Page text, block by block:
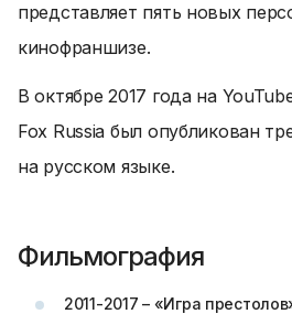
представляет пять новых
кинофраншизе.
В октябре 2017 года на
Fox Russia был опубликован
на русском языке.
Фильмография
2011-2017 – «Игра